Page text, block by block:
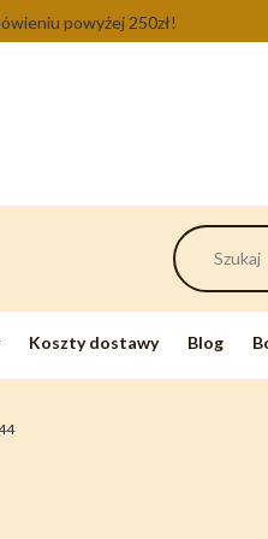
powyżej 250zł!
Koszty dostawy Blog